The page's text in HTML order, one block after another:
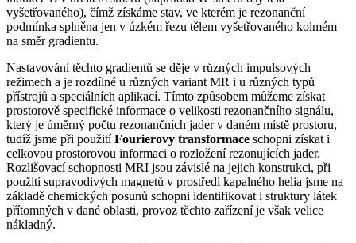
vyšetřovaného), čímž získáme stav, ve kterém je rezonanční
podmínka splněna jen v úzkém řezu tělem vyšetřovaného kolmém
na směr gradientu.
Nastavování těchto gradientů se děje v různých impulsových
režimech a je rozdílné u různých variant MR i u různých typů
přístrojů a speciálních aplikací. Tímto způsobem můžeme získat
prostorově specifické informace o velikosti rezonančního signálu,
který je úměrný počtu rezonančních jader v daném místě prostoru,
tudíž jsme při použitíFourierovy transformace schopni získat i
celkovou prostorovou informaci o rozložení rezonujících jader.
Rozlišovací schopnosti MRI jsou závislé na jejich konstrukci, při
použití supravodivých magnetů v prostředí kapalného helia jsme na
základě chemických posunů schopni identifikovat i struktury látek
přítomných v dané oblasti, provoz těchto zařízení je však velice
nákladný.